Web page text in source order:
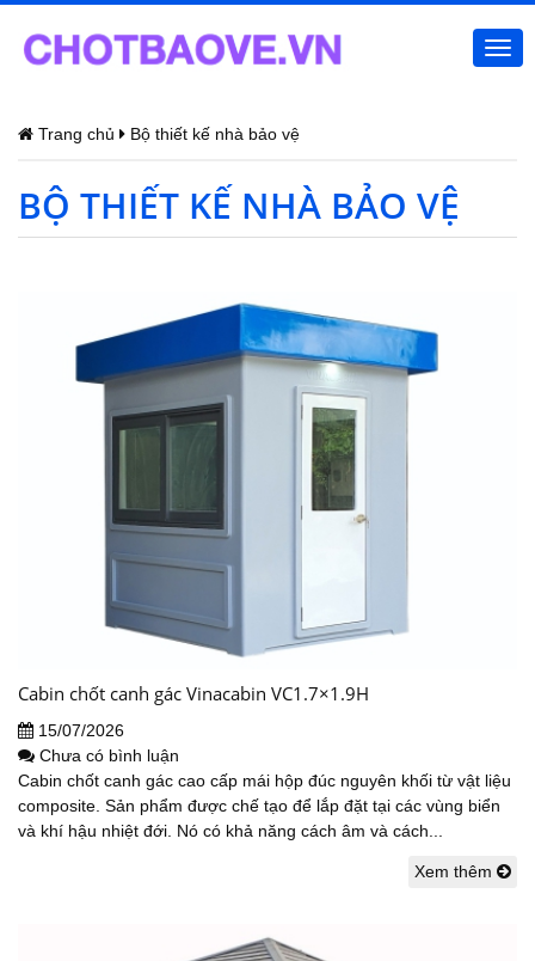
Trang chủ Bộ thiết kế nhà bảo vệ
BỘ THIẾT KẾ NHÀ BẢO VỆ
Cabin chốt canh gác Vinacabin VC1.7×1.9H
15/07/2026
Chưa có bình luận
Cabin chốt canh gác cao cấp mái hộp đúc nguyên khối từ vật liệu
composite. Sản phẩm được chế tạo để lắp đặt tại các vùng biển
và khí hậu nhiệt đới. Nó có khả năng cách âm và cách...
Xem thêm